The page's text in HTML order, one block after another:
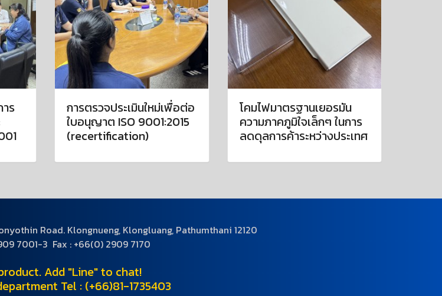
ร
การตรวจประเมินใหม่เพื่อต่อ
ใบอนุญาต ISO 9001:2015
(recertification)
โคมไฟมาตรฐานเยอรมัน
ความภาคภูมิใจเล็กๆ ในการ
ลดดุลการค้าระหว่างประเทศ
Road. Klongnueng, Klongluang, Pathumthani 12120
7001-3 Fax : +66(0) 2909 7170
Add "Line" to chat!
Tel : (+66)81-1735403